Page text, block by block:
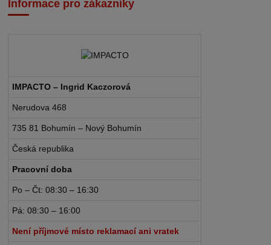
Informace pro zákazníky
IMPACTO – Ingrid Kaczorová
Nerudova 468
735 81 Bohumín – Nový Bohumín
Česká republika
Pracovní doba
Po – Čt: 08:30 – 16:30
Pá: 08:30 – 16:00
Není příjmové místo reklamací ani vratek